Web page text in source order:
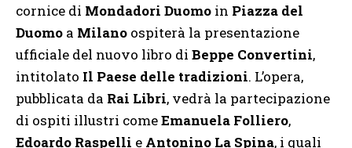
cornice di Mondadori Duomo in Piazza del
Duomo a Milano ospiterà la presentazione
ufficiale del nuovo libro di Beppe Convertini,
intitolato Il Paese delle tradizioni. L’opera,
pubblicata da Rai Libri, vedrà la partecipazione
di ospiti illustri comeEmanuela Folliero,
Edoardo Raspelli e Antonino La Spina, i quali